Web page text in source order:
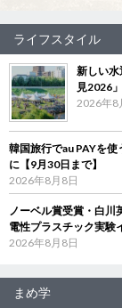
ライフスタイル
新しい
見2026
2026年8
韓国旅行でau PAYを
に【9月30日まで】
2026年8月8日
ノーベル賞受賞・白
電性プラスチック実験
2026年8月8日
まめ学